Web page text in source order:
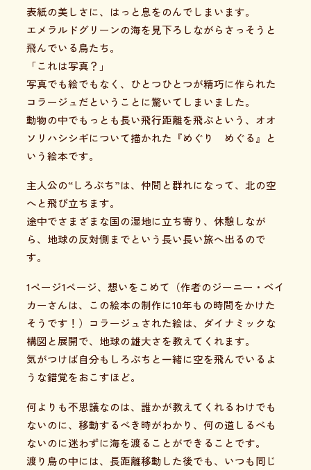
表紙の美しさに、はっと息をのんでしまいます。
エメラルドグリーンの海を見下ろしながらさっそうと
飛んでいる鳥たち。
「これは写真？」
写真でも絵でもなく、ひとつひとつが精巧に作られた
コラージュだということに驚いてしまいました。
動物の中でもっとも長い飛行距離を飛ぶという、オオ
ソリハシシギについて描かれた『めぐり めぐる』と
いう絵本です。
主人公の“しろぶち”は、仲間と群れになって、北の空
へと飛び立ちます。
途中でさまざまな国の湿地に立ち寄り、休憩しなが
ら、地球の反対側までという長い長い旅へ出るので
す。
1ページ1ページ、想いをこめて（作者のジーニー・ベイ
カーさんは、この絵本の制作に10年もの時間をかけた
そうです！）コラージュされた絵は、ダイナミックな
構図と展開で、地球の雄大さを教えてくれます。
気がつけば自分もしろぶちと一緒に空を飛んでいるよ
うな錯覚をおこすほど。
何よりも不思議なのは、誰かが教えてくれるわけでも
ないのに、移動するべき時がわかり、何の道しるべも
ないのに迷わずに海を渡ることができることです。
渡り鳥の中には、長距離移動した後でも、いつも同じ